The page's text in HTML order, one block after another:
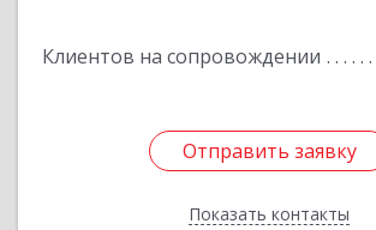
Клиентов на сопровождении
Отправить заявку
Показать контакты
Отправить заявку
Назад